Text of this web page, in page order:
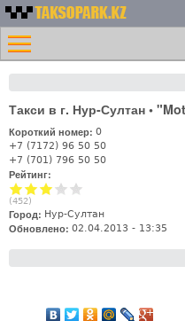
Номера
такси
Казахстана -
Таксопарк.KZ
Меню
Главная
Контакты
Такси в г. Нур-Султан •
Короткий номер: 0
+7 (7172) 96 50 50
+7 (701) 796 50 50
Рейтинг:
(452)
Город: Нур-Султан
Обновлено: 02.04.2013 - 13:35